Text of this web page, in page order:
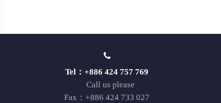
Tel：+886 424 757 769
Call us please
Fax：+886 424 733 027